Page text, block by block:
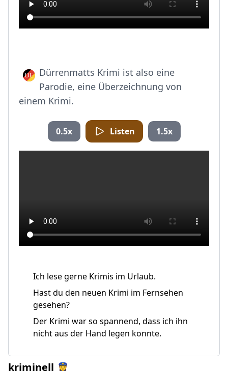
Dürrenmatts Krimi ist also eine
Parodie, eine Überzeichnung von
einem Krimi.
0.5x Listen 1.5x
Ich lese gerne Krimis im Urlaub.
Hast du den neuen Krimi im Fernsehen
gesehen?
Der Krimi war so spannend, dass ich ihn
nicht aus der Hand legen konnte.
kriminell 👮‍♀